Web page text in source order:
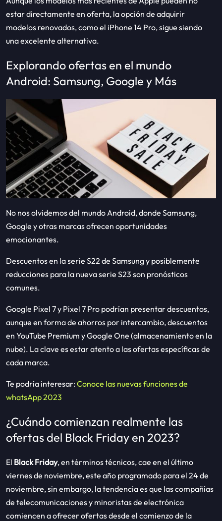
estar directamente en oferta, la opción de adquirir
modelos renovados, como el iPhone 14 Pro, sigue siendo
una excelente alternativa.
Explorando ofertas en el mundo
Android: Samsung, Google y Más
No nos olvidemos del mundo Android, donde Samsung,
Google y otras marcas ofrecen oportunidades
emocionantes.
Descuentos en la serie S22 de Samsung y posiblemente
reducciones para la nueva serie S23 son pronósticos
comunes.
Google Pixel 7 y Pixel 7 Pro podrían presentar descuentos,
aunque en forma de ahorros por intercambio, descuentos
en YouTube Premium y Google One (almacenamiento en la
nube). La clave es estar atento a las ofertas específicas de
cada marca.
Te podría interesar: Conoce las nuevas funciones de
whatsApp 2023
¿Cuándo comienzan realmente las
ofertas del Black Friday en 2023?
El Black Friday, en términos técnicos, cae en el último
viernes de noviembre, este año programado para el 24 de
noviembre, sin embargo, la tendencia es que las compañías
de telecomunicaciones y minoristas de electrónica
comiencen a ofrecer ofertas desde el comienzo de la